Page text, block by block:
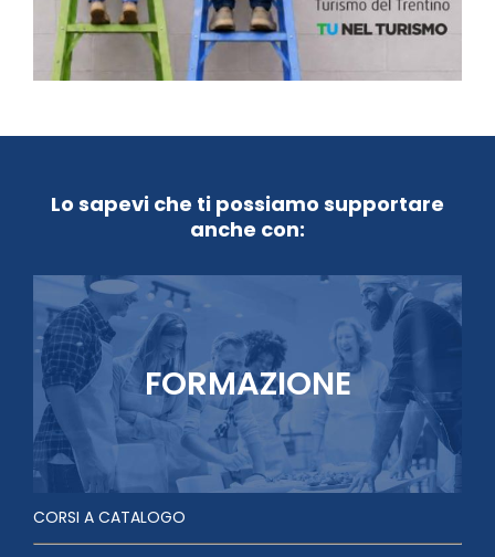
Lo sapevi che ti possiamo supportare
anche con:
FORMAZIONE
CORSI A CATALOGO